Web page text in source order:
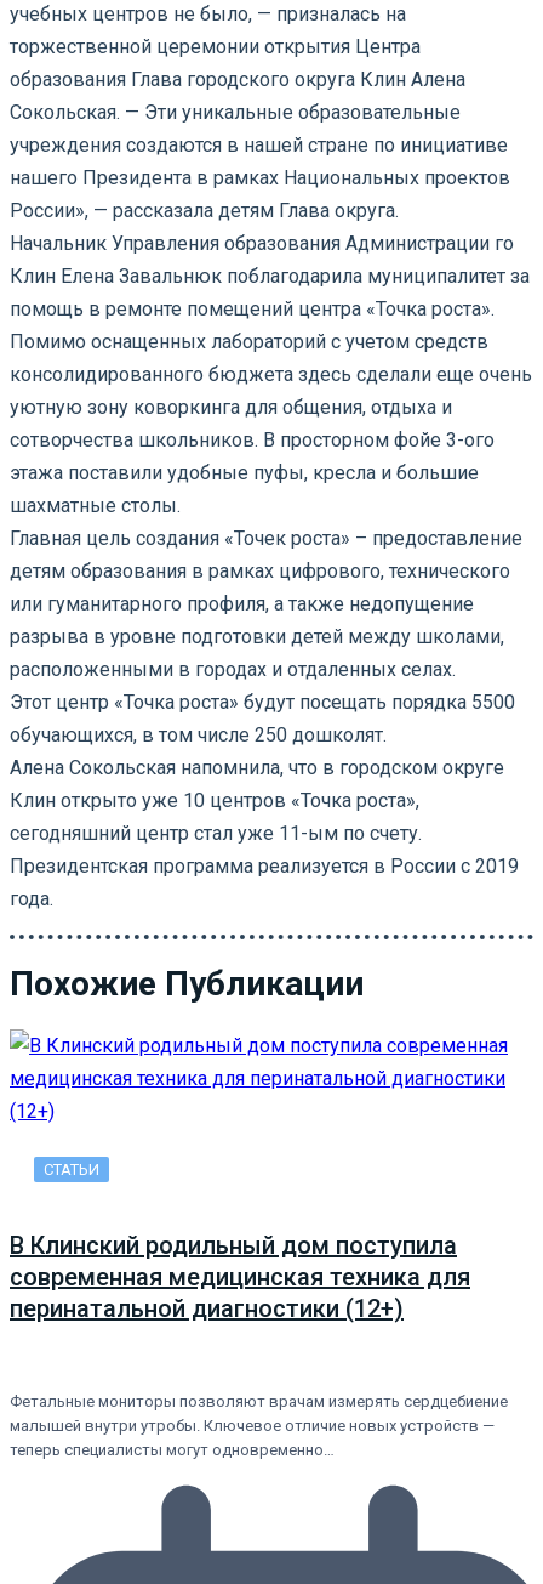
учебных центров не было, — призналась на
торжественной церемонии открытия Центра
образования Глава городского округа Клин Алена
Сокольская. — Эти уникальные образовательные
учреждения создаются в нашей стране по инициативе
нашего Президента в рамках Национальных проектов
России», — рассказала детям Глава округа.
Начальник Управления образования Администрации го
Клин Елена Завальнюк поблагодарила муниципалитет за
помощь в ремонте помещений центра «Точка роста».
Помимо оснащенных лабораторий с учетом средств
консолидированного бюджета здесь сделали еще очень
уютную зону коворкинга для общения, отдыха и
сотворчества школьников. В просторном фойе 3-ого
этажа поставили удобные пуфы, кресла и большие
шахматные столы.
Главная цель создания «Точек роста» – предоставление
детям образования в рамках цифрового, технического
или гуманитарного профиля, а также недопущение
разрыва в уровне подготовки детей между школами,
расположенными в городах и отдаленных селах.
Этот центр «Точка роста» будут посещать порядка 5500
обучающихся, в том числе 250 дошколят.
Алена Сокольская напомнила, что в городском округе
Клин открыто уже 10 центров «Точка роста»,
сегодняшний центр стал уже 11-ым по счету.
Президентская программа реализуется в России с 2019
года.
Похожие Публикации
СТАТЬИ
В Клинский родильный дом поступила
современная медицинская техника для
перинатальной диагностики (12+)
Фетальные мониторы позволяют врачам измерять сердцебиение
малышей внутри утробы. Ключевое отличие новых устройств —
теперь специалисты могут одновременно…